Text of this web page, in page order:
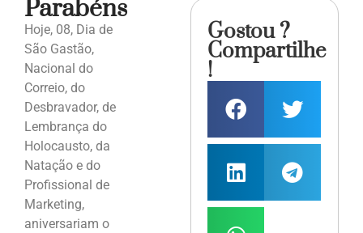
Parabéns
Hoje, 08, Dia de
São Gastão,
Nacional do
Correio, do
Desbravador, de
Lembrança do
Holocausto, da
Natação e do
Profissional de
Marketing,
aniversariam o
Gostou ?
Compartilhe
!